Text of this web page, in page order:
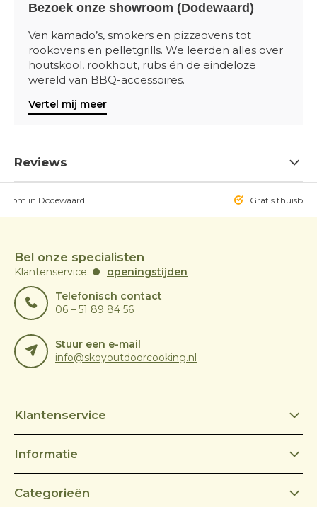
Bezoek onze showroom (Dodewaard)
Van kamado’s, smokers en pizzaovens tot
rookovens en pelletgrills. We leerden alles over
houtskool, rookhout, rubs én de eindeloze
wereld van BBQ-accessoires.
Vertel mij meer
Reviews
in Dodewaard Gratis
Bel onze specialisten
Klantenservice:
openingstijden
Telefonisch contact
06 – 51 89 84 56
Stuur een e-mail
info@skoyoutdoorcooking.nl
Klantenservice
Informatie
Categorieën